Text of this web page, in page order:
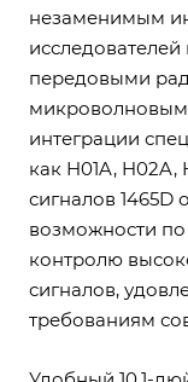
незаменимым
передовыми
интеграции
как H01A, H02A,
сигналов 1465D
возможности
контролю
сигналов,
требованиям